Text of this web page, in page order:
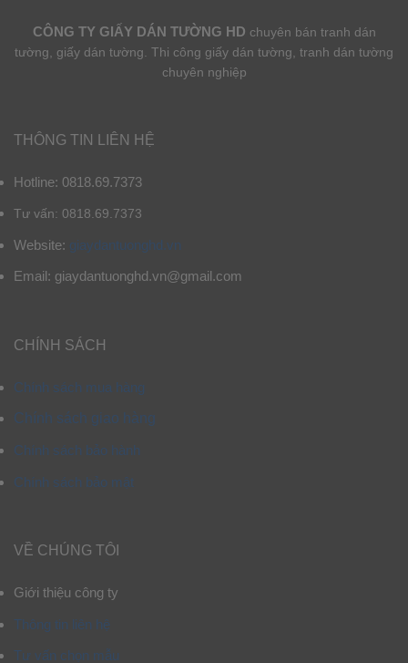
CÔNG TY GIẤY DÁN TƯỜNG HD chuyên bán tranh dán
tường, giấy dán tường. Thi công giấy dán tường, tranh dán tường
chuyên nghiệp
THÔNG TIN LIÊN HỆ
Hotline: 0818.69.7373
Tư vấn: 0818.69.7373
Website: giaydantuonghd.vn
Email: giaydantuonghd.vn@gmail.com
CHÍNH SÁCH
Chính sách mua hàng
Chính sách giao hàng
Chính sách bảo hành
Chính sách bảo mật
VỀ CHÚNG TÔI
Giới thiệu công ty
Thông tin liên hệ
Tư vấn chọn mẫu